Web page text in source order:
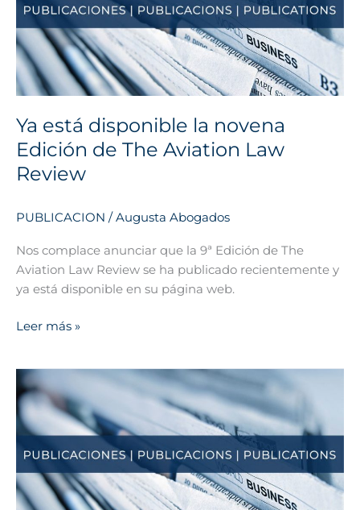
Ya está disponible la novena
Edición de The Aviation Law
Review
PUBLICACION /Augusta Abogados
Nos complace anunciar que la 9ª Edición de The
Aviation Law Review se ha publicado recientemente y
ya está disponible en su página web.
novena
Edición
de
The
Aviation
Review
Leer más »
Augusta
Abogados
participa
en
la
Edición
de